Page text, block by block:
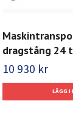
dragstång 24
10 930 kr